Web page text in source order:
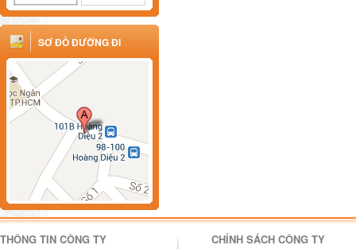
SƠ ĐỒ ĐƯỜNG ĐI
THÔNG TIN CÔNG TY CHÍNH SÁCH CÔNG TY